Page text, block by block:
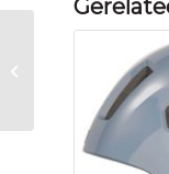
Xlc TAS WIEL 26-